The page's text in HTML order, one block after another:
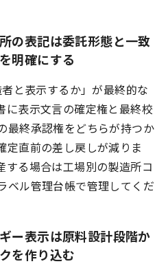
の表記は委託形態と一致
明確にする
と表示するか」が最終的な
に表示文言の確定権と最終校
最終承認権をどちらが持つか
定直前の差し戻しが減りま
する場合は工場別の製造所コ
ベル管理台帳で管理してくだ
ー表示は原料設計段階か
を作り込む